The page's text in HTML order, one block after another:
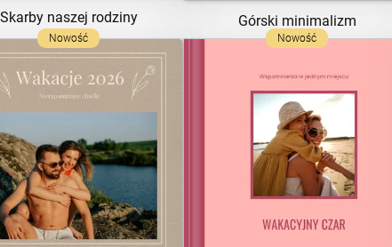
Skarby naszej rodziny Górski minimalizm
Nowość
ZOBACZ SZABLON
Nowość
ZOBACZ SZABLON